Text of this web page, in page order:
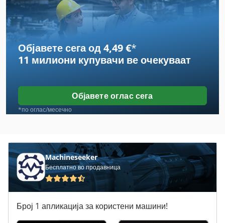
Hermle Uwf 700
Hermle Uwf 721
Hermle Uwf 801
Illig Kfg 37
Illig Rv 74
Illig Ua 100
Index G 200
Index G 300
Index Gb
Index Gb 65
Објавете сега од 4,49 €*
11 милиони купувачи ве очекуваат
Објавете оглас сега
*по оглас/месечно
Machineseeker
Бесплатно во продавница
Број 1 апликација за користени машини!